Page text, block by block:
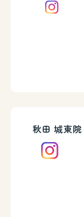
秋田 城東院